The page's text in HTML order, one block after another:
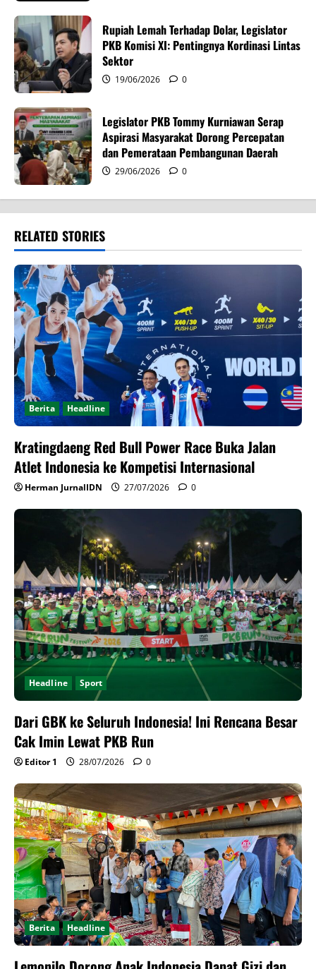
n
Rupiah Lemah Terhadap Dolar, Legislator
PKB Komisi XI: Pentingnya Kordinasi Lintas
Sektor
19/06/2026 0
Legislator PKB Tommy Kurniawan Serap
Aspirasi Masyarakat Dorong Percepatan
dan Pemerataan Pembangunan Daerah
29/06/2026 0
RELATED STORIES
Berita Headline
Kratingdaeng Red Bull Power Race Buka Jalan
Atlet Indonesia ke Kompetisi Internasional
Herman JurnalIDN 27/07/2026 0
Headline Sport
Dari GBK ke Seluruh Indonesia! Ini Rencana Besar
Cak Imin Lewat PKB Run
Editor 1 28/07/2026 0
Berita Headline